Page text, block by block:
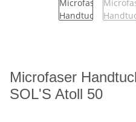
Microfaser
SOL'S Atoll 50